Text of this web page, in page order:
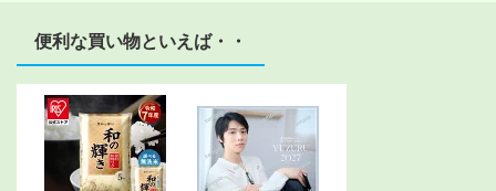
便利な買い物といえば・・